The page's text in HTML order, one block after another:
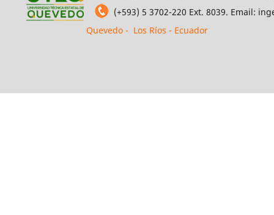
(+593) 5 3702-220 Ext. 8039. Email:
Quevedo - Los Ríos - Ecuador